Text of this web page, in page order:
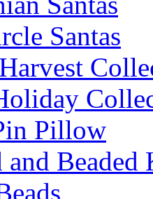
Santas
Pillow
and Beaded